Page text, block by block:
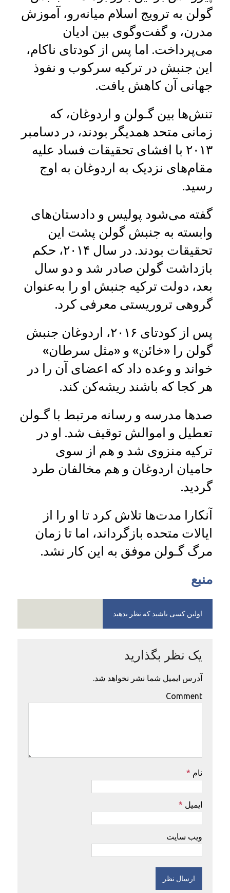
گولن به ترویج اسلام میانه‌رو، آموزش
مدرن، و گفت‌وگوی بین‌ ادیان
می‌پرداخت. اما پس از کودتای ناکام،
این جنبش در ترکیه سرکوب و نفوذ
جهانی آن کاهش یافت.
تنش‌ها بین گـولن و اردوغان، که
زمانی متحد همدیگر بودند، در دسامبر
۲۰۱۳ با افشای تحقیقات فساد علیه
مقام‌های نزدیک به اردوغان به اوج
رسید.
گفته می‌شود پولیس و دادستان‌های
وابسته به جنبش گولن پشت این
تحقیقات بودند. در سال ۲۰۱۴، حکم
بازداشت گولن صادر شد و دو سال
بعد، دولت ترکیه جنبش او را به‌عنوان
گروهی تروریستی معرفی کرد.
پس از کودتای ۲۰۱۶، اردوغان جنبش
گولن را «خائن» و «مثل سرطان»
خواند و وعده داد که اعضای آن را در
هر کجا که باشند ریشه‌کن کند.
صدها مدرسه و رسانه مرتبط با گـولن
تعطیل و اموالش توقیف شد. او در
ترکیه منزوی شد و هم از سوی
حامیان اردوغان و هم مخالفان طرد
گردید.
آنکارا مدت‌ها تلاش کرد تا او را از
ایالات متحده بازگرداند، اما تا زمان
مرگ گـولن موفق به این کار نشد.
منبع
اولین کسی باشید که نظر بدهید
یک نظر بگذارید
آدرس ایمیل شما نشر نخواهد شد.
Comment
نام *
ایمیل *
ویب سایت